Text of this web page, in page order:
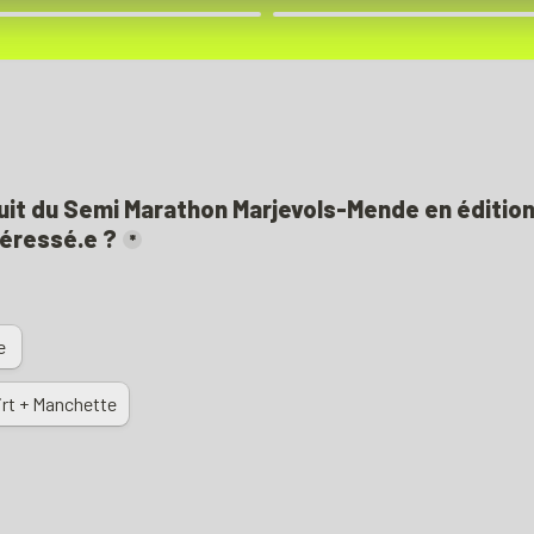
du Semi Marathon Marjevols-Mende en
?
*
+ Manchette